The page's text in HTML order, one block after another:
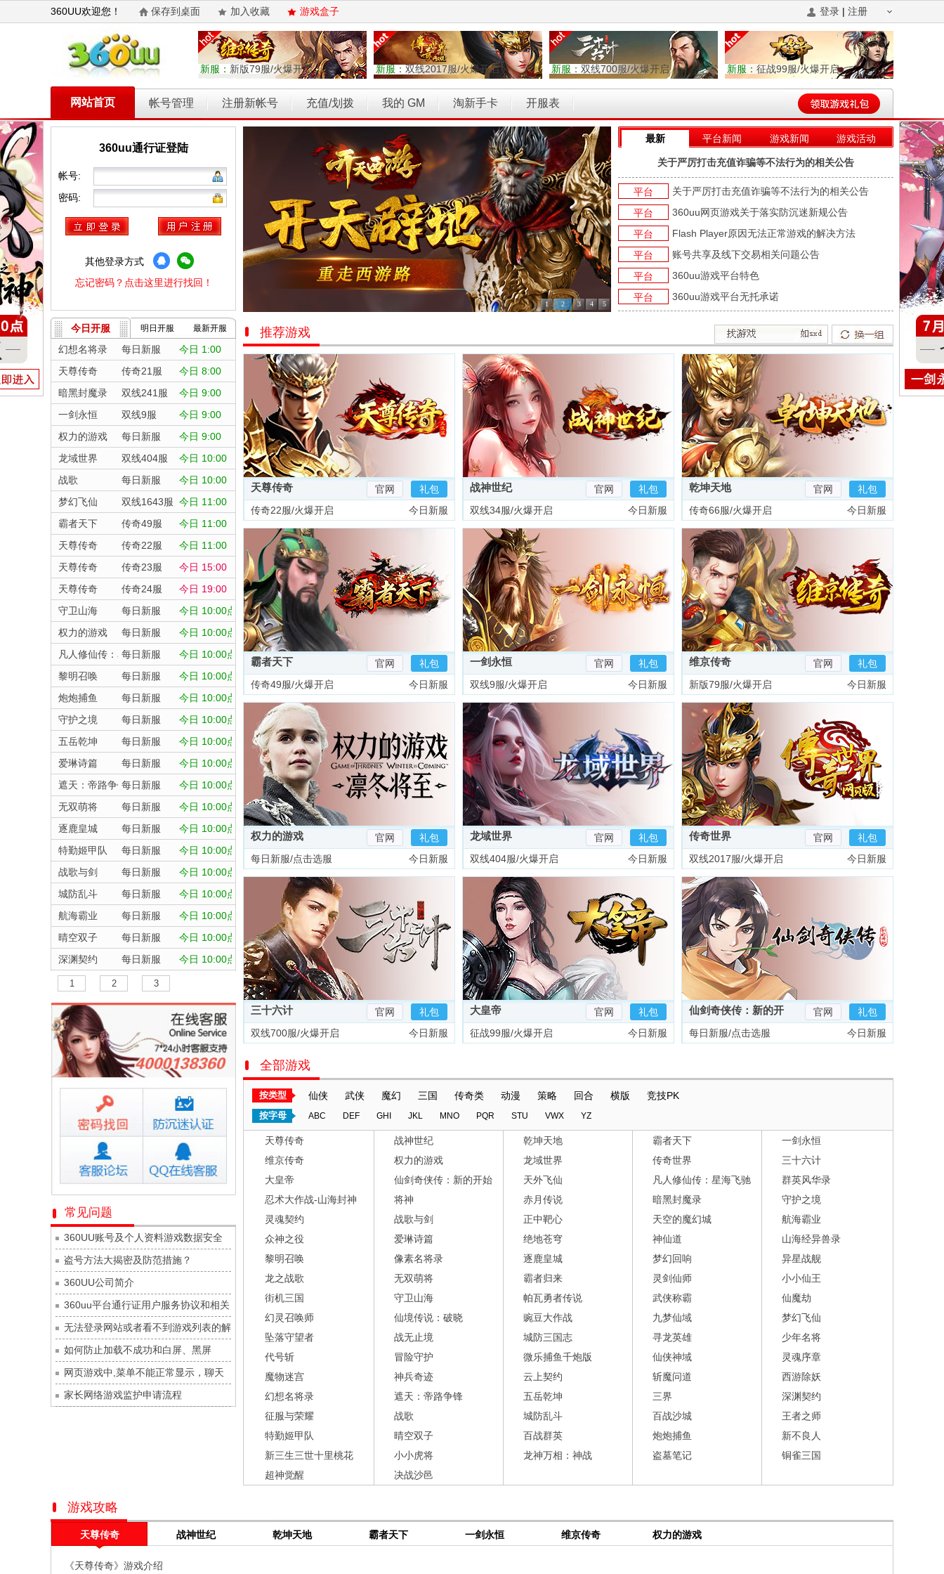
360UU欢迎您！ 保存到桌面 加入收藏 游戏盒子 登录 | 注册
新服： 新版79服/火爆开启 新服： 双线2017服/火爆开启 新服： 双线700服/火爆开启 新服： 征战99服/火爆开启
网站首页 帐号管理 注册新帐号 充值/划拨 我的 GM 淘新手卡 开服表
360uu通行证登陆
帐号:
密码:
其他登录方式
忘记密码？点击这里进行找回！
今日开服 明日开服 最新开服
幻想名将录 每日新服
今日 1:00
天尊传奇
传奇21服
今日 8:00
暗黑封魔录
双线241服
今日 9:00
一剑永恒
双线9服
今日 9:00
权力的游戏
每日新服
今日 9:00
龙域世界
双线404服
今日 10:00
战歌
每日新服
今日 10:00
梦幻飞仙
双线1643服 今日 11:00
霸者天下
传奇49服
今日 11:00
天尊传奇
传奇22服
今日 11:00
天尊传奇
传奇23服
今日 15:00
天尊传奇
传奇24服
今日 19:00
守卫山海
每日新服
今日 10:00点
权力的游戏
每日新服
今日 10:00点
凡人修仙传：星海飞驰
每日新服
今日 10:00点
黎明召唤
每日新服
今日 10:00点
炮炮捕鱼
每日新服
今日 10:00点
守护之境
每日新服
今日 10:00点
五岳乾坤
每日新服
今日 10:00点
爱琳诗篇
每日新服
今日 10:00点
遮天：帝路争锋每日新服
今日 10:00点
无双萌将
每日新服
今日 10:00点
逐鹿皇城
每日新服
今日 10:00点
特勤姬甲队
每日新服
今日 10:00点
战歌与剑
每日新服
今日 10:00点
城防乱斗
每日新服
今日 10:00点
航海霸业
每日新服
今日 10:00点
晴空双子
每日新服
今日 10:00点
深渊契约
每日新服
今日 10:00点
坠落守望者
每日新服
正中靶心
每日新服
今日 10:00点
神兵奇迹
今日 10:00点
微乐捕鱼千炮版每日新服
今日 10:00点
帕瓦勇者传说
每日新服
今日 10:00点
群英风华录
每日新服
今日 10:00点
小小仙王
今日 10:00点
少年名将
每日新服
今日 10:00点
寻龙英雄
今日 10:00点
魔物迷宫
每日新服
今日 10:00点
城防三国志
每日新服
今日 10:00点
九梦仙域
豌豆大作战
每日新服
今日 10:00点
灵魂序章
每日新服
今日 10:00点
冒险守护
每日新服
绝地苍穹
每日新服
今日 10:00点
代号斩
每日新服
今日 10:00点
异星战舰
每日新服
今日 10:00点
云上契约
每日新服
今日 10:00点
梦幻回响
每日新服
今日 10:00点
灵魂契约
山海经异兽录 每日新服
今日 10:00点
仙魔劫
每日新服
今日 9:00点
仙剑奇侠传：新的开始
每日新服
1 2 3
常见问题
360UU账号及个人资料游戏数据安全
盗号方法大揭密及防范措施？
360UU公司简介
360uu平台通行证用户服务协议和相关
的条款和条件
无法登录网站或者看不到游戏列表的解
决方法
如何防止加载不成功和白屏、黑屏
网页游戏中,菜单不能正常显示，聊天
及其它功能不能正常使用的解决办法
家长网络游戏监护申请流程
权力的游戏
1 2 3 4 5
最新 平台新闻 游戏新闻 游戏活动
关于严厉打击充值诈骗等不法行为的相关公告
平台
关于严厉打击充值诈骗等不法行为的相关公告
平台
360uu网页游戏关于落实防沉迷新规公告
平台
Flash Player原因无法正常游戏的解决方法
平台
账号共享及线下交易相关问题公告
平台
360uu游戏平台特色
平台
360uu游戏平台无托承诺
推荐游戏
天尊传奇 官网
礼包
今日新服
传奇22服/火爆开启
战神世纪 官网
礼包
今日新服
双线34服/火爆开启
乾坤天地 官网
礼包
今日新服
传奇66服/火爆开启
霸者天下 官网
礼包
今日新服
传奇49服/火爆开启
一剑永恒 官网
礼包
今日新服
双线9服/火爆开启
维京传奇 官网
礼包
今日新服
新版79服/火爆开启
权力的游戏 官网
礼包
今日新服
每日新服/点击选服
龙域世界 官网
礼包
今日新服
双线404服/火爆开启
传奇世界 官网
礼包
今日新服
双线2017服/火爆开启
三十六计 官网
礼包
今日新服
双线700服/火爆开启
大皇帝 官网
礼包
今日新服
征战99服/火爆开启
仙剑奇侠传：新的开
始
官网
礼包
今日新服
每日新服/点击选服
全部游戏
按类型 仙侠 武侠 魔幻 三国 传奇类 动漫 策略 回合 横版 竞技PK
按字母 ABC DEF GHI JKL MNO PQR STU VWX YZ
天尊传奇 战神世纪 乾坤天地 霸者天下
一剑永恒
维京传奇
权力的游戏 龙域世界 传奇世界
三十六计
大皇帝
仙剑奇侠传：新的开始 天外飞仙 凡人修仙传：星海飞驰
群英风华录
忍术大作战-山海封神
将神 赤月传说 暗黑封魔录
守护之境
灵魂契约
战歌与剑 正中靶心 天空的魔幻城
航海霸业
众神之役
爱琳诗篇 绝地苍穹 神仙道
山海经异兽录
黎明召唤
像素名将录 逐鹿皇城 梦幻回响
异星战舰
龙之战歌
无双萌将 霸者归来 灵剑仙师
小小仙王
街机三国
守卫山海 帕瓦勇者传说 武侠称霸
仙魔劫
幻灵召唤师
仙境传说：破晓 豌豆大作战 九梦仙域
梦幻飞仙
坠落守望者
战无止境 城防三国志 寻龙英雄
少年名将
代号斩
冒险守护 微乐捕鱼千炮版 仙侠神域
灵魂序章
魔物迷宫
神兵奇迹 云上契约 斩魔问道
西游除妖
幻想名将录
遮天：帝路争锋 五岳乾坤 三界
深渊契约
征服与荣耀
战歌 城防乱斗 百战沙城
王者之师
特勤姬甲队
晴空双子 百战群英 炮炮捕鱼
新不良人
新三生三世十里桃花
小小虎将 龙神万相：神战 盗墓笔记
铜雀三国
超神觉醒
决战沙邑
游戏攻略
天尊传奇 战神世纪 乾坤天地 霸者天下 一剑永恒 维京传奇 权力的游戏
《天尊传奇》游戏介绍